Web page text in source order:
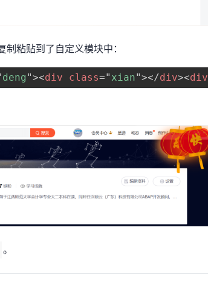
粘贴到了自定义模块中：
deng "><div class=" xian"></div><div
。